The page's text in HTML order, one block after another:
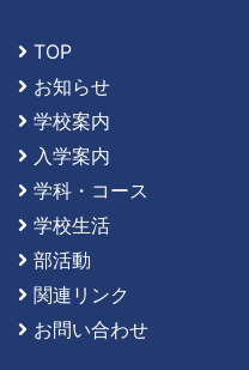
TOP
お知らせ
学校案内
入学案内
学科・コース
学校生活
部活動
関連リンク
お問い合わせ